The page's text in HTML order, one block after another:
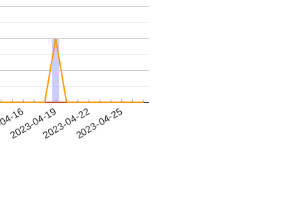
16
2023-04-192023-04-222023-04-25